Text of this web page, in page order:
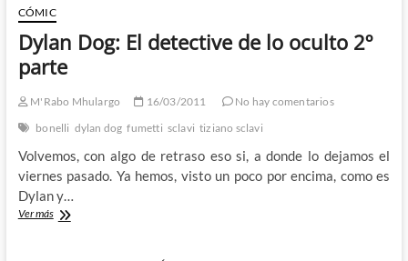
detective
de
lo
oculto
3º
CÓMIC
Dylan Dog: El detective de lo oculto 2º
parte
M'Rabo Mhulargo 16/03/2011
No hay comentarios
bonelli dylan dog fumetti sclavi tiziano sclavi
Volvemos, con algo de retraso eso si, a donde lo dejamos el
viernes pasado. Ya hemos, visto un poco por encima, como es
Dylan y…
Ver másDylan